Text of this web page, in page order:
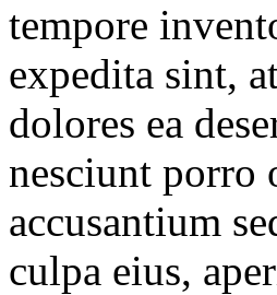
tempore
expedita sint,
dolores ea
nesciunt porro
accusantium
culpa eius,